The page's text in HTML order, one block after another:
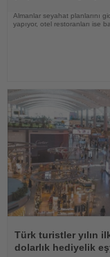
Almanlar seyahat planlarını
yapıyor, otel restoranları ise
Oku
Türk turistler yılın
dolarlık hediyelik